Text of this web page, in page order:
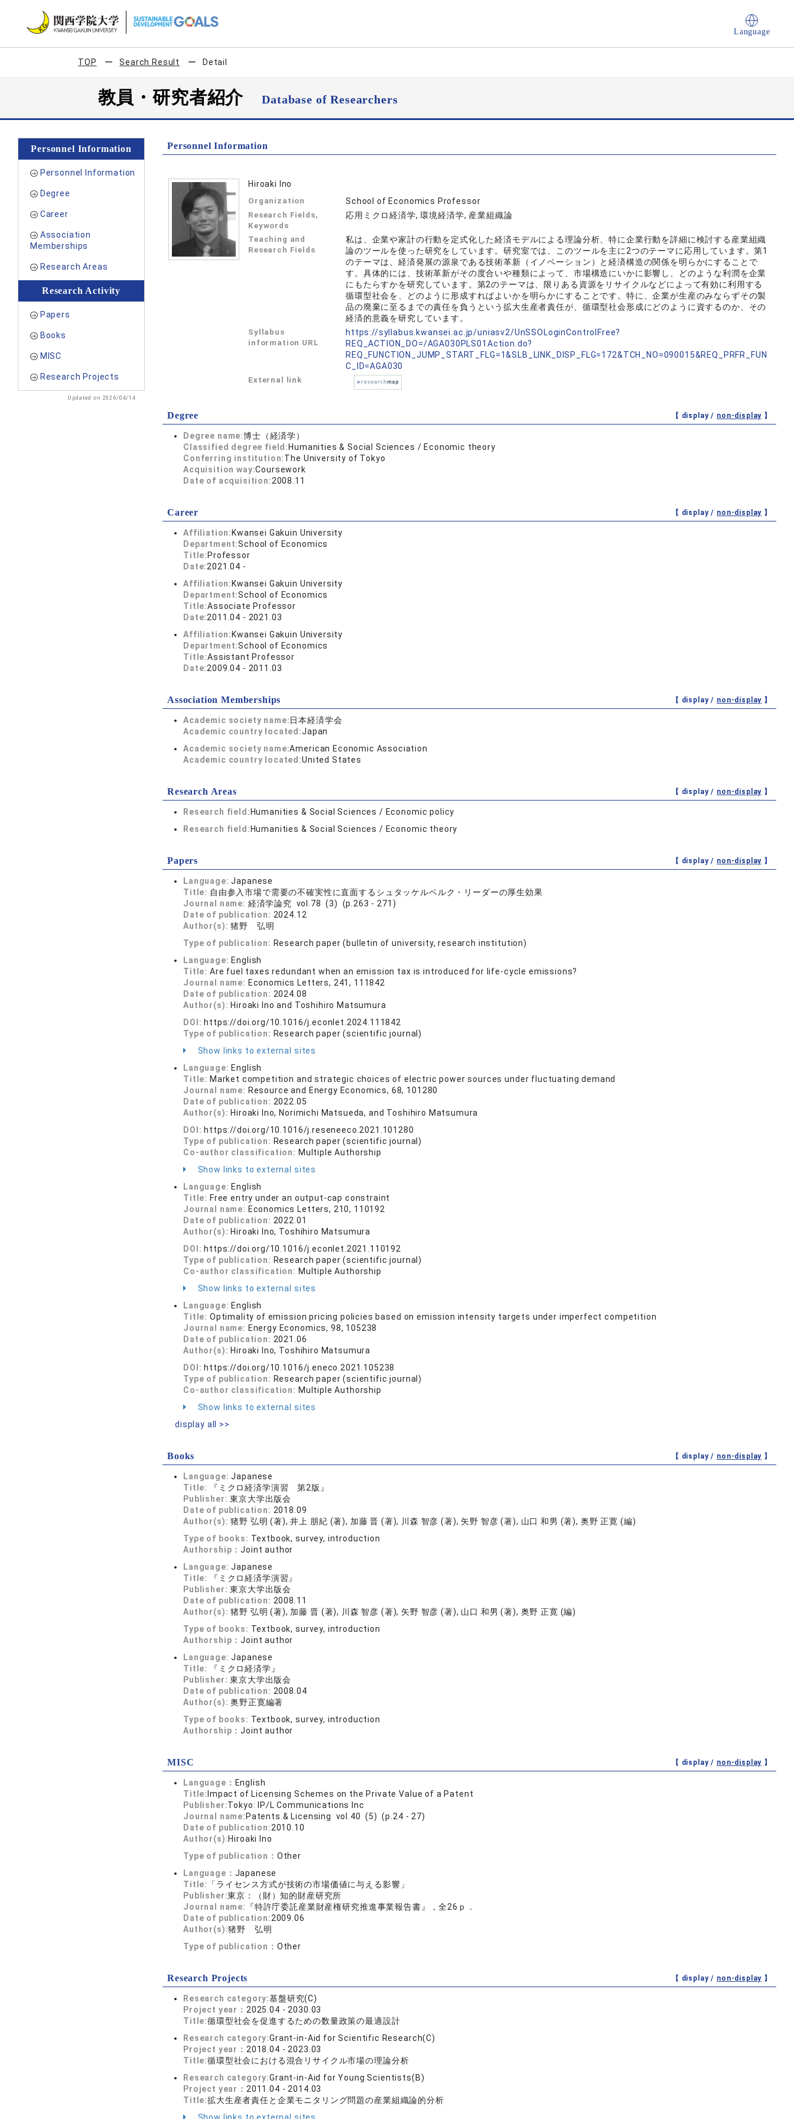
Language
TOP Search Result Detail
教員・研究者紹介Database of Researchers
Personnel Information
Personnel Information
Degree
Career
Association
Memberships
Research Areas
Research Activity
Papers
Books
MISC
Research Projects
Updated on 2026/04/14
Personnel Information
Hiroaki Ino
Organization School of Economics Professor
Research Fields,
Keywords
応用ミクロ経済学, 環境経済学, 産業組織論
Teaching and
Research Fields
私は、企業や家計の行動を定式化した経済モデルによる理論分析、特に企業行動を詳細に検討する産業組織
論のツールを使った研究をしています。研究室では、このツールを主に2つのテーマに応用しています。第1
のテーマは、経済発展の源泉である技術革新（イノベーション）と経済構造の関係を明らかにすることで
す。具体的には、技術革新がその度合いや種類によって、市場構造にいかに影響し、どのような利潤を企業
にもたらすかを研究しています。第2のテーマは、限りある資源をリサイクルなどによって有効に利用する
循環型社会を、どのように形成すればよいかを明らかにすることです。特に、企業が生産のみならずその製
品の廃棄に至るまでの責任を負うという拡大生産者責任が、循環型社会形成にどのように資するのか、その
経済的意義を研究しています。
Syllabus
information URL
https://syllabus.kwansei.ac.jp/uniasv2/UnSSOLoginControlFree?
REQ_ACTION_DO=/AGA030PLS01Action.do?
REQ_FUNCTION_JUMP_START_FLG=1&SLB_LINK_DISP_FLG=172&TCH_NO=090015&REQ_PRFR_FUN
C_ID=AGA030
External link
Degree 【 display / non-display 】
Degree name:博士（経済学）
Classified degree field: Humanities & Social Sciences / Economic theory
Conferring institution:The University of Tokyo
Acquisition way:Coursework
Date of acquisition:2008.11
Career 【 display / non-display 】
Affiliation: Kwansei Gakuin University
Department:School of Economics
Title: Professor
Date:2021.04 -
Affiliation: Kwansei Gakuin University
Department:School of Economics
Title:Associate Professor
Date:2011.04 - 2021.03
Affiliation: Kwansei Gakuin University
Department:School of Economics
Title:Assistant Professor
Date:2009.04 - 2011.03
Association Memberships 【 display / non-display 】
Academic society name:日本経済学会
Academic country located:Japan
Academic society name:American Economic Association
Academic country located:United States
Research Areas 【 display / non-display 】
Research field: Humanities & Social Sciences / Economic policy
Research field: Humanities & Social Sciences / Economic theory
Papers 【 display / non-display 】
Language:Japanese
Title: 自由参入市場で需要の不確実性に直面するシュタッケルベルク・リーダーの厚生効果
Journal name: 経済学論究 vol.78 (3) (p.263 - 271)
Date of publication: 2024.12
Author(s):猪野 弘明
Type of publication: Research paper (bulletin of university, research institution)
Language: English
Title: Are fuel taxes redundant when an emission tax is introduced for life-cycle emissions?
Journal name: Economics Letters, 241, 111842
Date of publication: 2024.08
Author(s): Hiroaki Ino and Toshihiro Matsumura
DOI: https://doi.org/10.1016/j.econlet.2024.111842
Type of publication: Research paper (scientific journal)
Show links to external sites
Language: English
Title: Market competition and strategic choices of electric power sources under fluctuating demand
Journal name: Resource and Energy Economics, 68, 101280
Date of publication: 2022.05
Author(s): Hiroaki Ino, Norimichi Matsueda, and Toshihiro Matsumura
DOI: https://doi.org/10.1016/j.reseneeco.2021.101280
Type of publication: Research paper (scientific journal)
Co-author classification: Multiple Authorship
Show links to external sites
Language: English
Title: Free entry under an output-cap constraint
Journal name: Economics Letters, 210, 110192
Date of publication: 2022.01
Author(s): Hiroaki Ino, Toshihiro Matsumura
DOI: https://doi.org/10.1016/j.econlet.2021.110192
Type of publication: Research paper (scientific journal)
Co-author classification: Multiple Authorship
Show links to external sites
Language: English
Title: Optimality of emission pricing policies based on emission intensity targets under imperfect competition
Journal name: Energy Economics, 98, 105238
Date of publication: 2021.06
Author(s): Hiroaki Ino, Toshihiro Matsumura
DOI: https://doi.org/10.1016/j.eneco.2021.105238
Type of publication: Research paper (scientific journal)
Co-author classification: Multiple Authorship
Show links to external sites
display all >>
Books 【 display / non-display 】
Language:Japanese
Title:
『ミクロ経済学演習 第2版』
Publisher:東京大学出版会
Date of publication: 2018.09
Author(s):猪野 弘明 (著), 井上 朋紀 (著), 加藤 晋 (著), 川森 智彦 (著), 矢野 智彦 (著), 山口 和男 (著), 奥野 正寛 (編)
Type of books: Textbook, survey, introduction
Authorship：Joint author
Language:Japanese
Title:
『ミクロ経済学演習』
Publisher:東京大学出版会
Date of publication: 2008.11
Author(s):猪野 弘明 (著), 加藤 晋 (著), 川森 智彦 (著), 矢野 智彦 (著), 山口 和男 (著), 奥野 正寛 (編)
Type of books: Textbook, survey, introduction
Authorship：Joint author
Language:Japanese
Title:
『ミクロ経済学』
Publisher:東京大学出版会
Date of publication: 2008.04
Author(s):奥野正寛編著
Type of books: Textbook, survey, introduction
Authorship：Joint author
MISC 【 display / non-display 】
Language： English
Title: Impact of Licensing Schemes on the Private Value of a Patent
Publisher:Tokyo: IP/L Communications Inc
Journal name: Patents & Licensing vol.40 (5) (p.24 - 27)
Date of publication:2010.10
Author(s):Hiroaki Ino
Type of publication： Other
Language： Japanese
Title:
「ライセンス方式が技術の市場価値に与える影響」
Publisher:東京：（財）知的財産研究所
Journal name:
『特許庁委託産業財産権研究推進事業報告書』，全26ｐ．
Date of publication:2009.06
Author(s):猪野 弘明
Type of publication： Other
Research Projects 【 display / non-display 】
Research category:基盤研究(C)
Project year： 2025.04 - 2030.03
Title:循環型社会を促進するための数量政策の最適設計
Research category:Grant-in-Aid for Scientific Research(C)
Project year： 2018.04 - 2023.03
Title:循環型社会における混合リサイクル市場の理論分析
Research category:Grant-in-Aid for Young Scientists(B)
Project year： 2011.04 - 2014.03
Title:拡大生産者責任と企業モニタリング問題の産業組織論的分析